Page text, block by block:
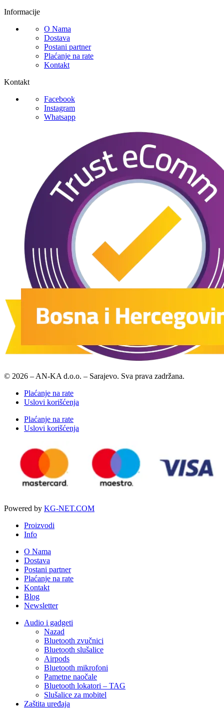
Informacije
O Nama
Dostava
Postani partner
Plaćanje na rate
Kontakt
Kontakt
Facebook
Instagram
Whatsapp
© 2026 – AN-KA d.o.o. – Sarajevo. Sva prava zadržana.
Plaćanje na rate
Uslovi korišćenja
Plaćanje na rate
Uslovi korišćenja
Powered by KG-NET.COM
Proizvodi
Info
O Nama
Dostava
Postani partner
Plaćanje na rate
Kontakt
Blog
Newsletter
Audio i gadgeti
Nazad
Bluetooth zvučnici
Bluetooth slušalice
Airpods
Bluetooth mikrofoni
Pametne naočale
Bluetooth lokatori – TAG
Slušalice za mobitel
Zaštita uređaja